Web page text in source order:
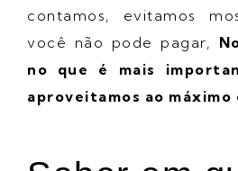
contamos, evitamos
você não pode pagar,
no que é mais
aproveitamos ao máximo